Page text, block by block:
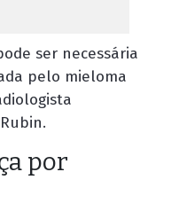
ser necessária
pelo mieloma
por